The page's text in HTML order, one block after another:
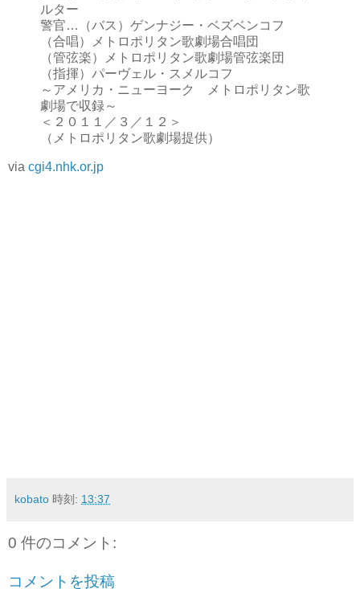
ルター
警官…（バス）ゲンナジー・ベズベンコフ
（合唱）メトロポリタン歌劇場合唱団
（管弦楽）メトロポリタン歌劇場管弦楽団
（指揮）パーヴェル・スメルコフ
～アメリカ・ニューヨーク メトロポリタン歌
劇場で収録～
＜２０１１／３／１２＞
（メトロポリタン歌劇場提供）
via cgi4.nhk.or.jp
kobato 時刻: 13:37
0 件のコメント:
コメントを投稿